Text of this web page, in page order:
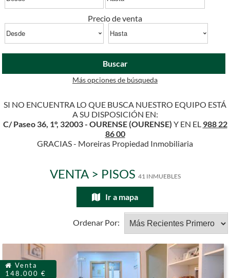
Precio de venta
Buscar
Más opciones de búsqueda
SI NO ENCUENTRA LO QUE BUSCA NUESTRO EQUIPO ESTÁ
A SU DISPOSICIÓN EN:
C/ Paseo 36, 1°, 32003 - OURENSE (OURENSE) Y EN EL 988 22
86 00
GRACIAS - Moreiras Propiedad Inmobiliaria
VENTA > PISOS 41 INMUEBLES
Ir a mapa
Ordenar Por:
Venta
148.000 €